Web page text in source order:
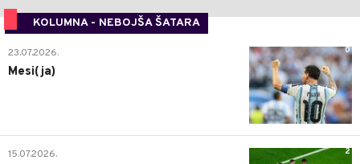
KOLUMNA - NEBOJŠA ŠATARA
0
23.07.2026.
Mesi(ja)
2
15.07.2026.